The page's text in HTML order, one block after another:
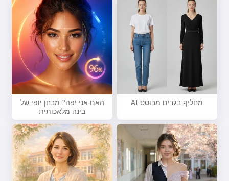
מחליף בגדים מבוסס AI האם אני יפה? מבחן יופי של
בינה מלאכותית